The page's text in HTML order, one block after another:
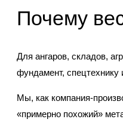
Почему
Для ангаров, складов,
фундамент,
Мы, как компания-
«примерно похожий»